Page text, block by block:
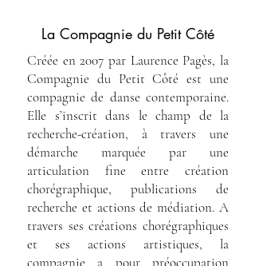
La Compagnie du Petit Côté
Créée en 2007 par Laurence Pagès, la
Compagnie du Petit Côté est une
compagnie de danse contemporaine.
Elle s’inscrit dans le champ de la
recherche-création, à travers une
démarche marquée par une
articulation fine entre création
chorégraphique, publications de
recherche et actions de médiation. A
travers ses créations chorégraphiques
et ses actions artistiques, la
compagnie a pour préoccupation